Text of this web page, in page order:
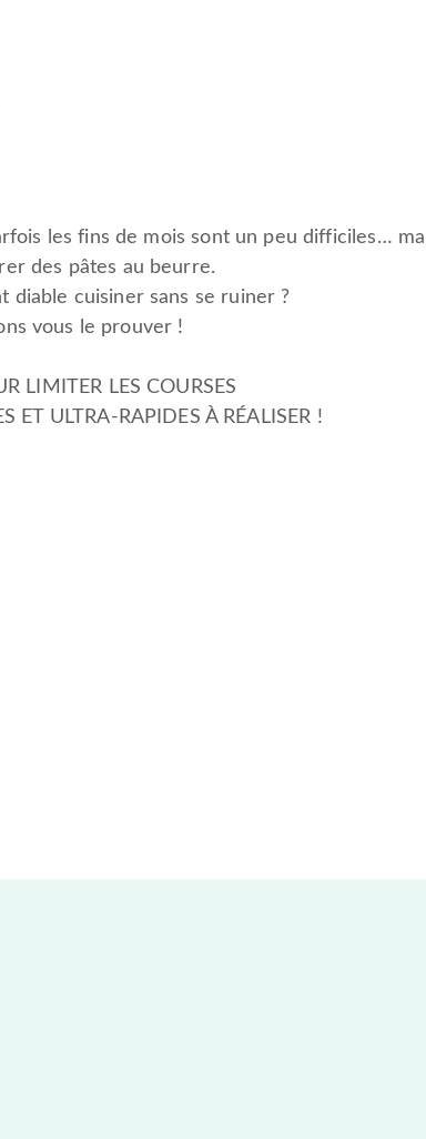
les fins de mois sont un peu difficiles…
des pâtes au beurre.
diable cuisiner sans se ruiner ?
vous le prouver !
LIMITER LES COURSES
ET ULTRA-RAPIDES À RÉALISER !